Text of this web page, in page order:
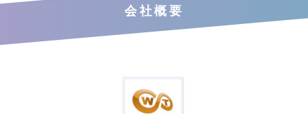
会社概要